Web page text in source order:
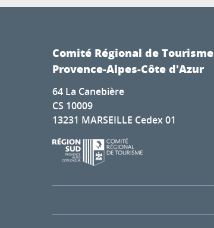
Comité Régional de Tourisme
Provence-Alpes-Côte d'Azur
64 La Canebière
CS 10009
13231 MARSEILLE Cedex 01